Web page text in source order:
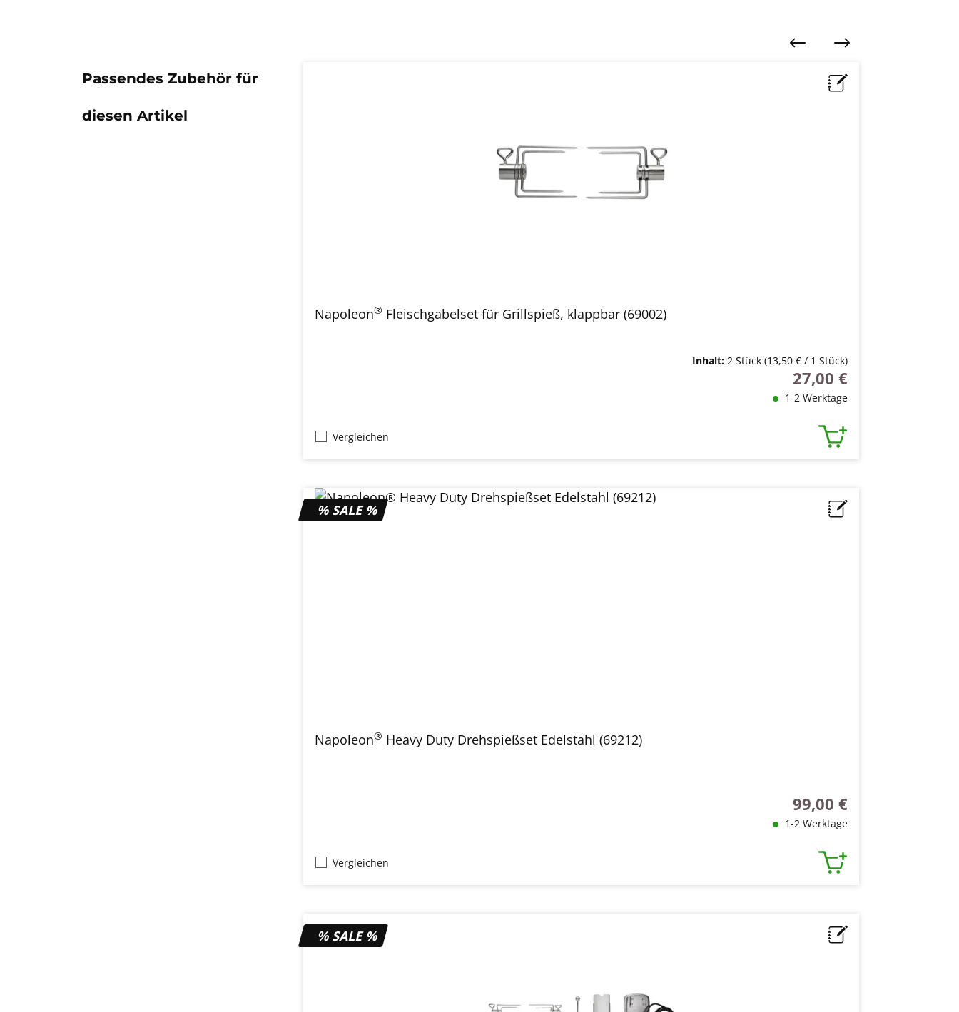
Passendes Zubehör für
diesen Artikel
Napoleon® Fleischgabelset für Grillspieß, klappbar (69002)
Inhalt: 2 Stück (13,50 € / 1 Stück)
Regulärer Preis:
27,00 €
1-2 Werktage
Vergleichen
% SALE %
Napoleon® Heavy Duty Drehspießset Edelstahl (69212)
Regulärer Preis:
99,00 €
1-2 Werktage
Vergleichen
% SALE %